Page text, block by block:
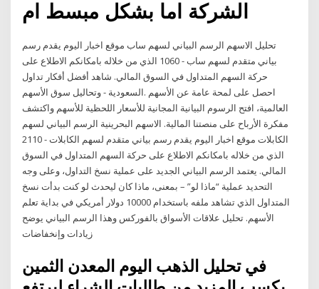
تحليل الاسهم الرسم البياني لسهم ساب موقع اخبار اليوم يقدم رسم
بياني متقدم لسهم ساب - 1060 الذي من خلاله بامكانكم الاطلاع على
حركة السهم المتداول في السوق المالي. شاهد أفضل أفكار تداول
وتحاليل سوق الأسهم - ‎السعودية‎. احصل على لمحة عامة عن الأسهم
العالمية، افتح الرسوم البيانية المجانية للأسعار اللحظية للأسهم واكتشف
مفكرة الأرباح على منصتنا المالية. الاسهم البحرينية الرسم البياني لسهم
الكابلات موقع اخبار اليوم يقدم رسم بياني متقدم لسهم الكابلات - 2110
الذي من خلاله بامكانكم الاطلاع على حركة السهم المتداول في السوق
المالي. يعتمد الرسم البياني الجديد على عملية نسخ التداول، وعلى وجه
التحديد عملية “ماذا لو” – بمعنى، ماذا كان ليحدث لو كنت بدأت نسخ
المتداول الذي تشاهد ملفه باستخدام 10000 دولار أمريكي في بداية تعلم
الأسهم. تحليل علاقات الأسواق بالفوركس وهذا الرسم البياني يوضح
زيادات وإنخفاضات
في تحليل الذهب اليوم المعدن الثمين